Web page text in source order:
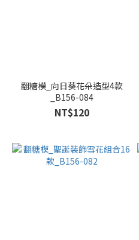
翻糖模_向日葵花朵造型4款
_B156-084
NT$120